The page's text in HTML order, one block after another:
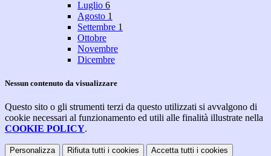
Luglio 6
Agosto 1
Settembre 1
Ottobre
Novembre
Dicembre
Nessun contenuto da visualizzare
Questo sito o gli strumenti terzi da questo utilizzati si avvalgono di
cookie necessari al funzionamento ed utili alle finalità illustrate nella
COOKIE POLICY.
Personalizza Rifiuta tutti i cookies Accetta tutti i cookies